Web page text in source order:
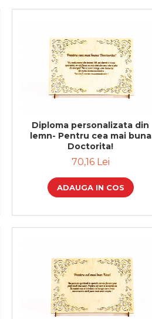
Diploma personalizata din
lemn- Pentru cea mai buna
Doctorita!
70,16 Lei
ADAUGA IN COS